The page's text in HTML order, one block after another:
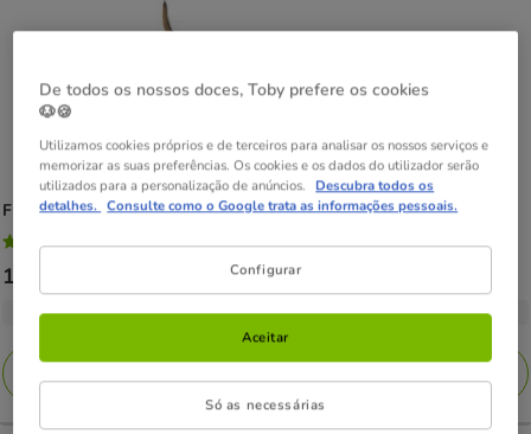
FlamingoTapete Olfativo para cães
4.5
estrelas
avaliações
4.5(4)
Preço
a
25.99€
17.99€
2 opções de tamanho
De todos os nossos doces, Toby prefere os cookies
🐶🍪
Utilizamos cookies próprios e de terceiros para analisar os nossos serviços e
memorizar as suas preferências. Os cookies e os dados do utilizador serão
utilizados para a personalização de anúncios. Descubra todos os
detalhes. Consulte como o Google trata as informações pessoais.
Configurar
Só as necessárias
Aceitar